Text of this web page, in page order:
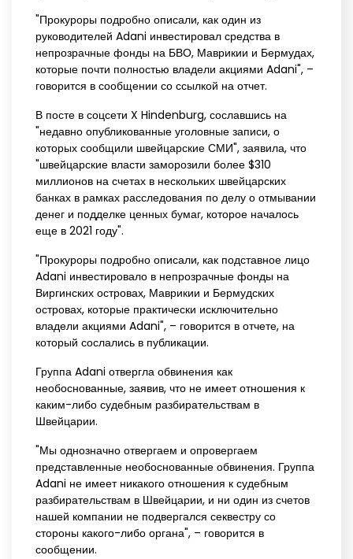
"Прокуроры подробно описали, как один из
руководителей Adani инвестировал средства в
непрозрачные фонды на БВО, Маврикии и Бермудах,
которые почти полностью владели акциями Adani", –
говорится в сообщении со ссылкой на отчет.
В посте в соцсети X Hindenburg, сославшись на
"недавно опубликованные уголовные записи, о
которых сообщили швейцарские СМИ", заявила, что
"швейцарские власти заморозили более $310
миллионов на счетах в нескольких швейцарских
банках в рамках расследования по делу о отмывании
денег и подделке ценных бумаг, которое началось
еще в 2021 году".
"Прокуроры подробно описали, как подставное лицо
Adani инвестировало в непрозрачные фонды на
Виргинских островах, Маврикии и Бермудских
островах, которые практически исключительно
владели акциями Adani", – говорится в отчете, на
который сослались в публикации.
Группа Adani отвергла обвинения как
необоснованные, заявив, что не имеет отношения к
каким-либо судебным разбирательствам в
Швейцарии.
"Мы однозначно отвергаем и опровергаем
представленные необоснованные обвинения. Группа
Adani не имеет никакого отношения к судебным
разбирательствам в Швейцарии, и ни один из счетов
нашей компании не подвергался секвестру со
стороны какого-либо органа", – говорится в
сообщении.